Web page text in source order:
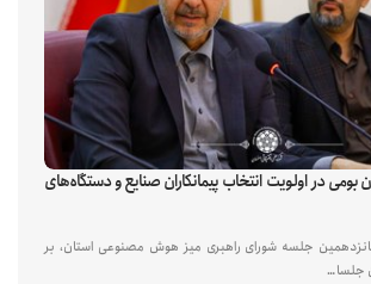
در اولویت انتخاب پیمانکاران صنایع و دستگاه‌های
جلسه شورای راهبری میز هوش مصنوعی استان، بر